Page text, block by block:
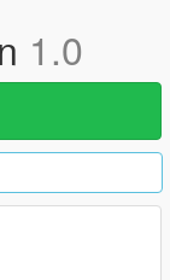
1.0